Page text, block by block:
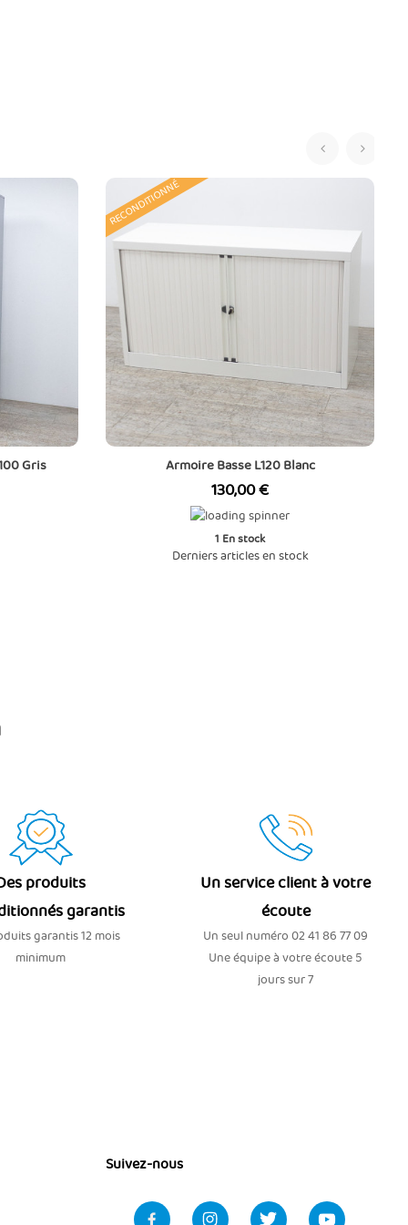
Gris
RECONDITIONNÉ
Armoire Basse L120 Blanc
Prix
130,00 €
1 En stock
Derniers articles en stock
›
produits
garantis
garantis 12 mois
minimum
Un service client à votre
écoute
Un seul numéro 02 41 86 77 09
Une équipe à votre écoute 5
jours sur 7
Suivez-nous